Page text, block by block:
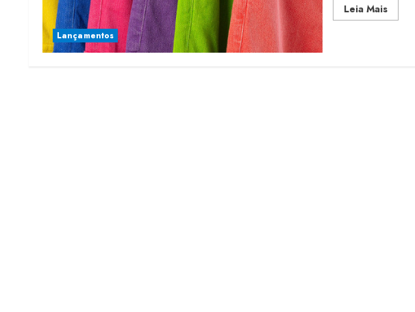
Lançamentos
Leia MaisRead
more